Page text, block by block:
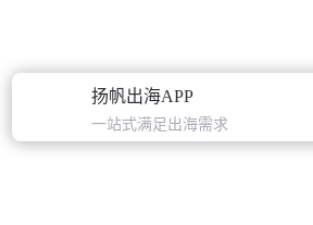
扬帆出海APP
一站式满足出海需求